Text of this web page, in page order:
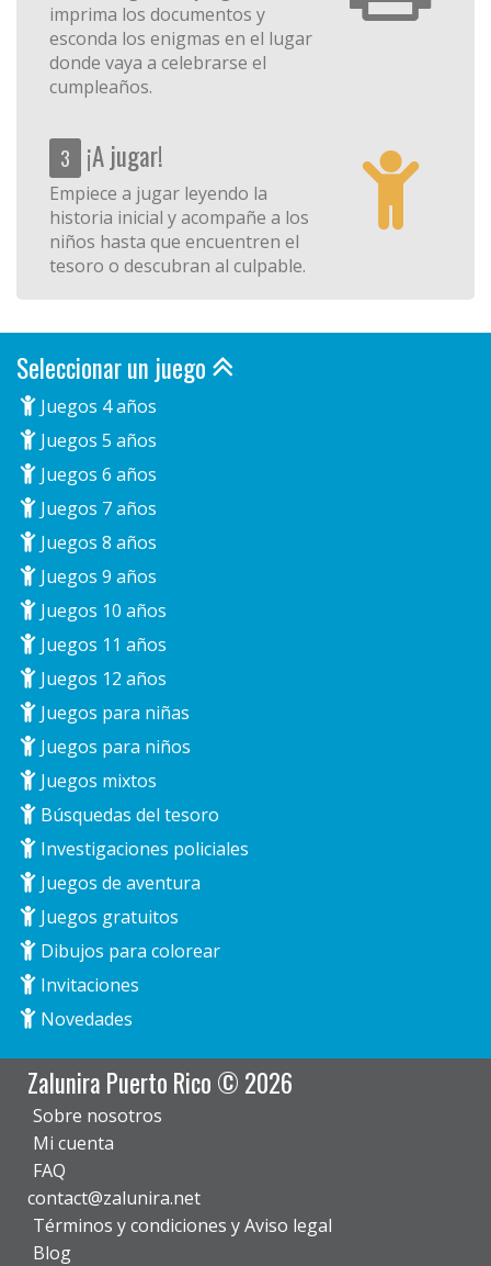
imprima los documentos y
esconda los enigmas en el lugar
donde vaya a celebrarse el
cumpleaños.
3 ¡A jugar!
Empiece a jugar leyendo la
historia inicial y acompañe a los
niños hasta que encuentren el
tesoro o descubran al culpable.
Seleccionar un juego
Juegos 4 años
Juegos 5 años
Juegos 6 años
Juegos 7 años
Juegos 8 años
Juegos 9 años
Juegos 10 años
Juegos 11 años
Juegos 12 años
Juegos para niñas
Juegos para niños
Juegos mixtos
Búsquedas del tesoro
Investigaciones policiales
Juegos de aventura
Juegos gratuitos
Dibujos para colorear
Invitaciones
Novedades
Zalunira Puerto Rico © 2026
Sobre nosotros
Mi cuenta
FAQ
contact@zalunira.net
Términos y condiciones y Aviso legal
Blog